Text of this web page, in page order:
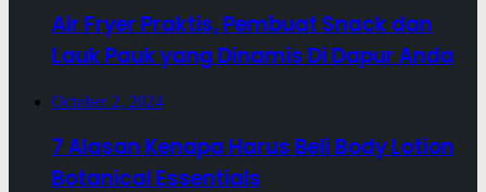
Air Fryer Praktis, Pembuat Snack dan
Lauk Pauk yang Dinamis Di Dapur Anda
October 2, 2024
7 Alasan Kenapa Harus Beli Body Lotion
Botanical Essentials